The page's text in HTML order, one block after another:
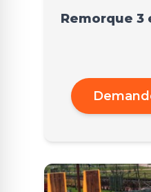
Remorque 3